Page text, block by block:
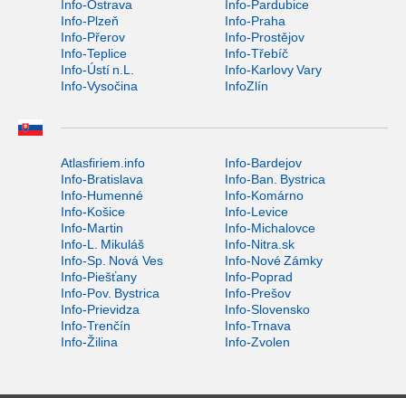
Info-Ostrava
Info-Pardubice
Info-Plzeň
Info-Praha
Info-Přerov
Info-Prostějov
Info-Teplice
Info-Třebíč
Info-Ústí n.L.
Info-Karlovy Vary
Info-Vysočina
InfoZlín
Atlasfiriem.info
Info-Bardejov
Info-Bratislava
Info-Ban. Bystrica
Info-Humenné
Info-Komárno
Info-Košice
Info-Levice
Info-Martin
Info-Michalovce
Info-L. Mikuláš
Info-Nitra.sk
Info-Sp. Nová Ves
Info-Nové Zámky
Info-Piešťany
Info-Poprad
Info-Pov. Bystrica
Info-Prešov
Info-Prievidza
Info-Slovensko
Info-Trenčín
Info-Trnava
Info-Žilina
Info-Zvolen